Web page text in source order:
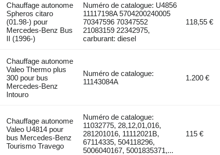
Chauffage autonome
Spheros citaro
(01.98-) pour
Mercedes-Benz Bus
II (1996-)
Numéro de catalogue: U4856
11117198A 5704200240005
70347596 70347552
21083159 22342975,
carburant: diesel
118,55 €
Chauffage autonome
Valeo Thermo plus
300 pour bus
Mercedes-Benz
Intouro
Numéro de catalogue:
11143084A
1.200 €
Chauffage autonome
Valeo U4814 pour
bus Mercedes-Benz
Tourismo Travego
Numéro de catalogue:
11032775, 28,12,01,016,
281201016, 11112021B,
67114335, 504118296,
5006040167, 5001835371,...
115 €